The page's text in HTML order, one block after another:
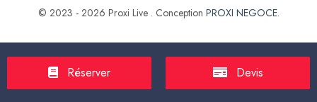
© 2023 - 2026 Proxi Live . Conception PROXI NEGOCE.
Réserver Devis